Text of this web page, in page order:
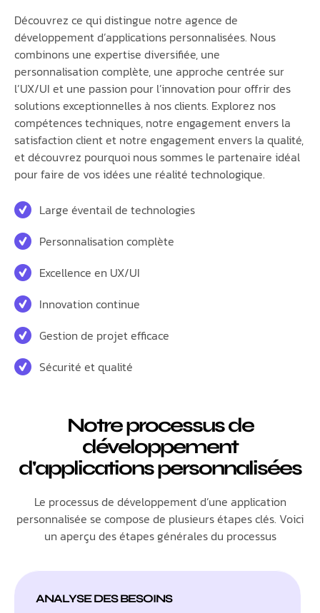
Découvrez ce qui distingue notre agence de
développement d’applications personnalisées. Nous
combinons une expertise diversifiée, une
personnalisation complète, une approche centrée sur
l’UX/UI et une passion pour l’innovation pour offrir des
solutions exceptionnelles à nos clients. Explorez nos
compétences techniques, notre engagement envers la
satisfaction client et notre engagement envers la qualité,
et découvrez pourquoi nous sommes le partenaire idéal
pour faire de vos idées une réalité technologique.
Large éventail de technologies
Personnalisation complète
Excellence en UX/UI
Innovation continue
Gestion de projet efficace
Sécurité et qualité
Notre processus de
développement
d'applications personnalisées
Le processus de développement d’une application
personnalisée se compose de plusieurs étapes clés. Voici
un aperçu des étapes générales du processus
ANALYSE DES BESOINS